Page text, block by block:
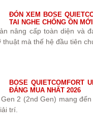
ĐÓN XEM BOSE
TAI NGHE CHỐNG ỒN MỚI
nâng cấp toàn diện và
mà thế hệ đầu tiên
BOSE QUIETCOMFORT
ĐÁNG MUA NHẤT 2026
2 (2nd Gen) mang
trí.